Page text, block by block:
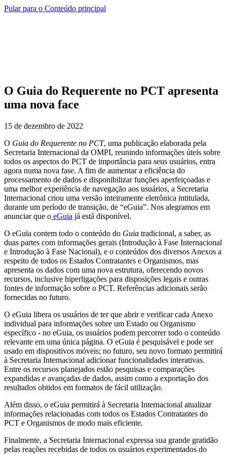
Pular para o Conteúdo principal
O Guia do Requerente no PCT apresenta
uma nova face
15 de dezembro de 2022
O Guia do Requerente no PCT, uma publicação elaborada pela
Secretaria Internacional da OMPI, reunindo informações úteis sobre
todos os aspectos do PCT de importância para seus usuários, entra
agora numa nova fase. A fim de aumentar a eficiência do
processamento de dados e disponibilizar funções aperfeiçoadas e
uma melhor experiência de navegação aos usuários, a Secretaria
Internacional criou uma versão inteiramente eletrônica intitulada,
durante um período de transição, de “eGuia”. Nos alegramos em
anunciar que o eGuia já está disponível.
O eGuia contem todo o conteúdo do Guia tradicional, a saber, as
duas partes com informações gerais (Introdução à Fase Internacional
e Introdução à Fase Nacional), e o conteúdos dos diversos Anexos a
respeito de todos os Estados Contratantes e Organismos, mas
apresenta os dados com uma nova estrutura, oferecendo novos
recursos, inclusive hiperligações para disposições legais e outras
fontes de informação sobre o PCT. Referências adicionais serão
fornecidas no futuro.
O eGuia libera os usuários de ter que abrir e verificar cada Anexo
individual para informações sobre um Estado ou Organismo
específico - no eGuia, os usuários podem percorrer todo o conteúdo
relevante em uma única página. O eGuia é pesquisável e pode ser
usado em dispositivos móveis; no futuro, seu novo formato permitirá
à Secretaria Internacional adicionar funcionalidades interativas.
Entre os recursos planejados estão pesquisas e comparações
expandidas e avançadas de dados, assim como a exportação dos
resultados obtidos em formatos de fácil utilização.
Além disso, o eGuia permitirá à Secretaria Internacional atualizar
informações relacionadas com todos os Estados Contratantes do
PCT e Organismos de modo mais eficiente.
Finalmente, a Secretaria Internacional expressa sua grande gratidão
pelas reações recebidas de todos os usuários experimentados do